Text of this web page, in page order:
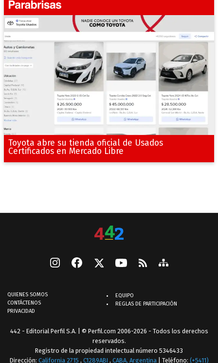
Toyota abre su tienda oficial de Usados
Certificados en Mercado Libre
QUIENES SOMOS
CONTÁCTENOS
PRIVACIDAD
EQUIPO
REGLAS DE PARTICIPACIÓN
442 - Editorial Perfil S.A. | © Perfil.com 2006-2026 - Todos los derechos
reservados.
Registro de la propiedad intelectual número 5346433
Dirección: California 2715 , C1289ABI , CABA, Argentina | Teléfono: (+5411)